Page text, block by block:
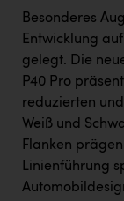
Schwingshandl
Seher + Partner
Smurfit
TCL
TGW Logistics
TRAILOMAT &
Besonderes
Entwicklung
gelegt. Die
P40 Pro
reduzierten
Weiß und
Flanken
Linienführung